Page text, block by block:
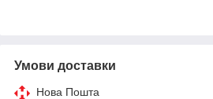
Умови доставки
Нова Пошта